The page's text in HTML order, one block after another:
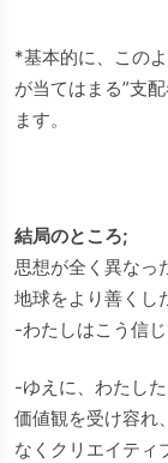
*基本的に、この
が当てはまる”支
ます。
結局のところ;
思想が全く異なっ
地球をより善くし
-わたしはこう信じ
-ゆえに、わたし
価値観を受け容れ
なくクリエイティ